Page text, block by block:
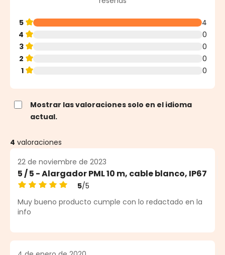
5
4
4
0
3
0
2
0
1
0
Mostrar las valoraciones solo en el idioma
actual.
4 valoraciones
22 de noviembre de 2023
5 / 5 - Alargador PML 10 m, cable blanco, IP67
Calificación promedio de 5 de 5 estrellas
5/5
Muy bueno producto cumple con lo redactado en la
info